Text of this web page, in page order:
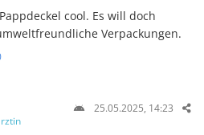
cool. Es will doch
Verpackungen.
25.05.2025, 14:23